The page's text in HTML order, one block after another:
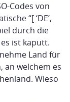
Codes von
“[ ‘DE’,
durch die
ist kaputt.
nehme Land für
an welchem es
Wieso